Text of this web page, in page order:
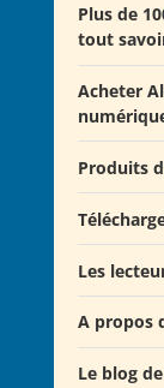
Offre
la
Offre
Plus de
tout
Acheter
Produits
Les
Les
A propos
Le blog